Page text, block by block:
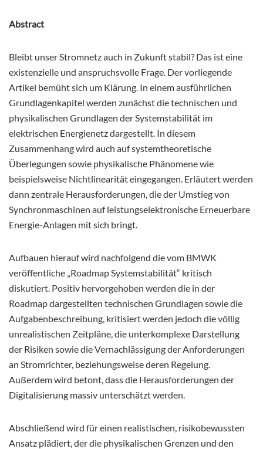
Abstract
Bleibt unser Stromnetz auch in Zukunft stabil? Das ist eine
existenzielle und anspruchsvolle Frage. Der vorliegende
Artikel bemüht sich um Klärung. In einem ausführlichen
Grundlagenkapitel werden zunächst die technischen und
physikalischen Grundlagen der Systemstabilität im
elektrischen Energienetz dargestellt. In diesem
Zusammenhang wird auch auf systemtheoretische
Überlegungen sowie physikalische Phänomene wie
beispielsweise Nichtlinearität eingegangen. Erläutert werden
dann zentrale Herausforderungen, die der Umstieg von
Synchronmaschinen auf leistungselektronische Erneuerbare
Energie-Anlagen mit sich bringt.
Aufbauen hierauf wird nachfolgend die vom BMWK
veröffentliche „Roadmap Systemstabilität“ kritisch
diskutiert. Positiv hervorgehoben werden die in der
Roadmap dargestellten technischen Grundlagen sowie die
Aufgabenbeschreibung, kritisiert werden jedoch die völlig
unrealistischen Zeitpläne, die unterkomplexe Darstellung
der Risiken sowie die Vernachlässigung der Anforderungen
an Stromrichter, beziehungsweise deren Regelung.
Außerdem wird betont, dass die Herausforderungen der
Digitalisierung massiv unterschätzt werden.
Abschließend wird für einen realistischen, risikobewussten
Ansatz plädiert, der die physikalischen Grenzen und den